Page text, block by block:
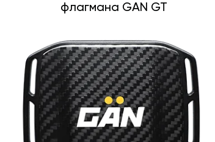
флагмана GAN GT